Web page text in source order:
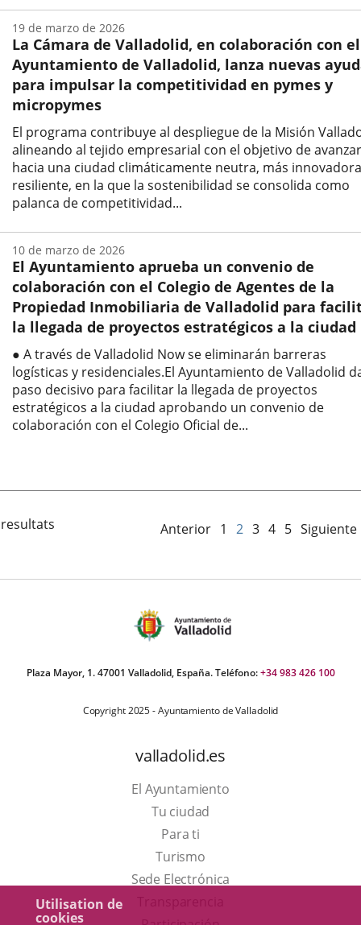
Utilisation de
cookies
la
noticia
La Cámara de Valladolid, en colaboración con el
Ayuntamiento de Valladolid, lanza nuevas
para impulsar la competitividad en pymes y
micropymes
El programa contribuye al despliegue de la Misión
alineando al tejido empresarial con el objetivo de avanzar
hacia una ciudad climáticamente neutra, más
resiliente, en la que la sostenibilidad se consolida como
palanca de competitividad...
la
noticia
19 de marzo de 2026
El Ayuntamiento aprueba un convenio de
colaboración con el Colegio de Agentes de la
Propiedad Inmobiliaria de Valladolid para
la llegada de proyectos estratégicos a la ciudad
● A través de Valladolid Now se eliminarán barreras
logísticas y residenciales.El Ayuntamiento de Valladolid
paso decisivo para facilitar la llegada de proyectos
estratégicos a la ciudad aprobando un convenio de
colaboración con el Colegio Oficial de...
noticia
10 de marzo de 2026
Anterior 1 2 3 4 5 Siguiente
Plaza Mayor, 1. 47001 Valladolid, España. Teléfono:+34 983 426 100
Copyright 2025 - Ayuntamiento de Valladolid
valladolid.es
El Ayuntamiento
Tu ciudad
Para ti
TurismoEste
enlace
Sede Electrónica